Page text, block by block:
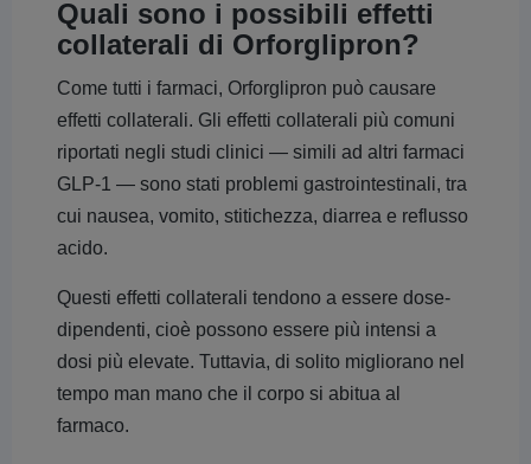
Quali sono i possibili effetti
collaterali di Orforglipron?
Come tutti i farmaci, Orforglipron può causare
effetti collaterali. Gli effetti collaterali più comuni
riportati negli studi clinici — simili ad altri farmaci
GLP-1 — sono stati problemi gastrointestinali, tra
cui nausea, vomito, stitichezza, diarrea e reflusso
acido.
Questi effetti collaterali tendono a essere dose-
dipendenti, cioè possono essere più intensi a
dosi più elevate. Tuttavia, di solito migliorano nel
tempo man mano che il corpo si abitua al
farmaco.